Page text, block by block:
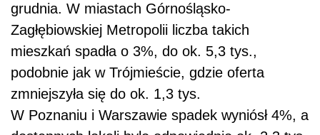
grudnia. W miastach Górnośląsko-
Zagłębiowskiej Metropolii liczba takich
mieszkań spadła o 3%, do ok. 5,3 tys.,
podobnie jak w Trójmieście, gdzie oferta
zmniejszyła się do ok. 1,3 tys.
W Poznaniu i Warszawie spadek wyniósł 4%, a